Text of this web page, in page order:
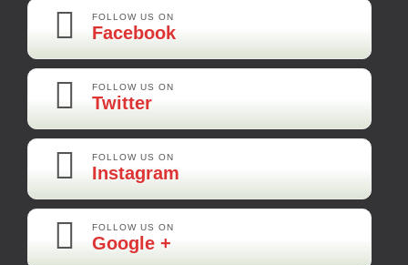
Maya-Palembang
Barang Sudah Sampai Mbak Ratna Makasih
FOLLOW US ON
Facebook
FOLLOW US ON
Twitter
FOLLOW US ON
Instagram
FOLLOW US ON
Google +